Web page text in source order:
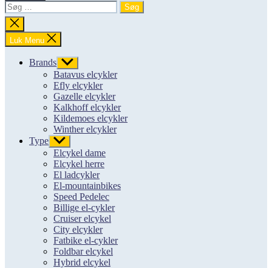
Søg
efter:
Luk
søgning
Luk Menu
Brands Vis
undermenu
Batavus elcykler
Efly elcykler
Gazelle elcykler
Kalkhoff elcykler
Kildemoes elcykler
Winther elcykler
Type Vis
undermenu
Elcykel dame
Elcykel herre
El ladcykler
El-mountainbikes
Speed Pedelec
Billige el-cykler
Cruiser elcykel
City elcykler
Fatbike el-cykler
Foldbar elcykel
Hybrid elcykel